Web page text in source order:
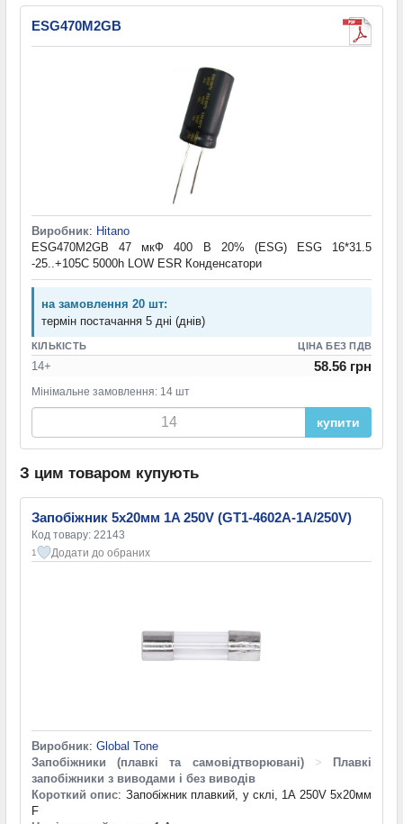
ESG470M2GB
Виробник: Hitano
ESG470M2GB 47 мкФ 400 В 20% (ESG) ESG 16*31.5
-25..+105C 5000h LOW ESR Конденсатори
на замовлення 20 шт:
термін постачання 5 дні (днів)
КІЛЬКІСТЬ ЦІНА БЕЗ ПДВ
14+ 58.56 грн
Мінімальне замовлення: 14 шт
купити
З цим товаром купують
Запобіжник 5х20мм 1A 250V (GT1-4602A-1A/250V)
Код товару: 22143
1 Додати до обраних
Виробник: Global Tone
Запобіжники (плавкі та самовідтворювані)
>
Плавкі
запобіжники з виводами і без виводів
Короткий опис: Запобіжник плавкий, у склі, 1A 250V 5х20мм
F